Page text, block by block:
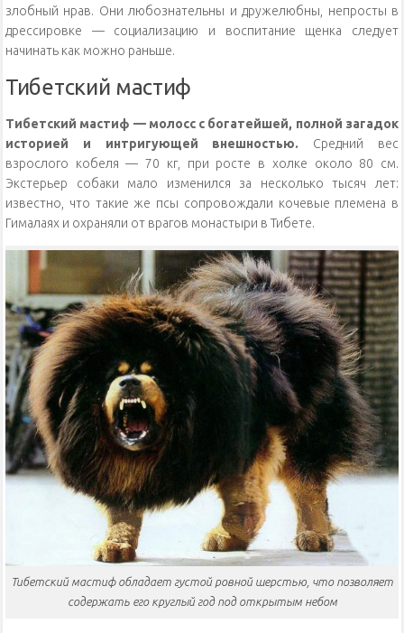
злобный нрав. Они любознательны и дружелюбны, непросты в
дрессировке — социализацию и воспитание щенка следует
начинать как можно раньше.
Тибетский мастиф
Тибетский мастиф — молосс с богатейшей, полной загадок
историей и интригующей внешностью. Средний вес
взрослого кобеля — 70 кг, при росте в холке около 80 см.
Экстерьер собаки мало изменился за несколько тысяч лет:
известно, что такие же псы сопровождали кочевые племена в
Гималаях и охраняли от врагов монастыри в Тибете.
Тибетский мастиф обладает густой ровной шерстью, что позволяет
содержать его круглый год под открытым небом